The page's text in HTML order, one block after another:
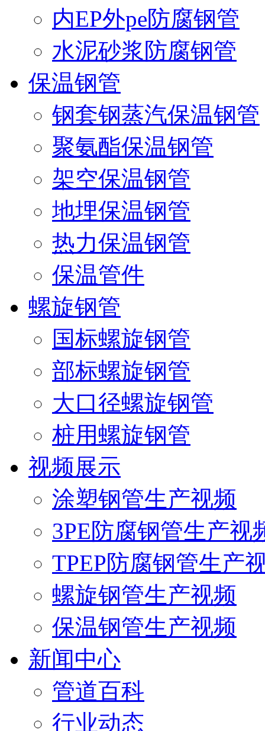
内EP外pe防腐钢管
水泥砂浆防腐钢管
保温钢管
钢套钢蒸汽保温钢管
聚氨酯保温钢管
架空保温钢管
地埋保温钢管
热力保温钢管
保温管件
螺旋钢管
国标螺旋钢管
部标螺旋钢管
大口径螺旋钢管
桩用螺旋钢管
视频展示
涂塑钢管生产视频
3PE防腐钢管生产视
TPEP防腐钢管生产
螺旋钢管生产视频
保温钢管生产视频
新闻中心
管道百科
行业动态